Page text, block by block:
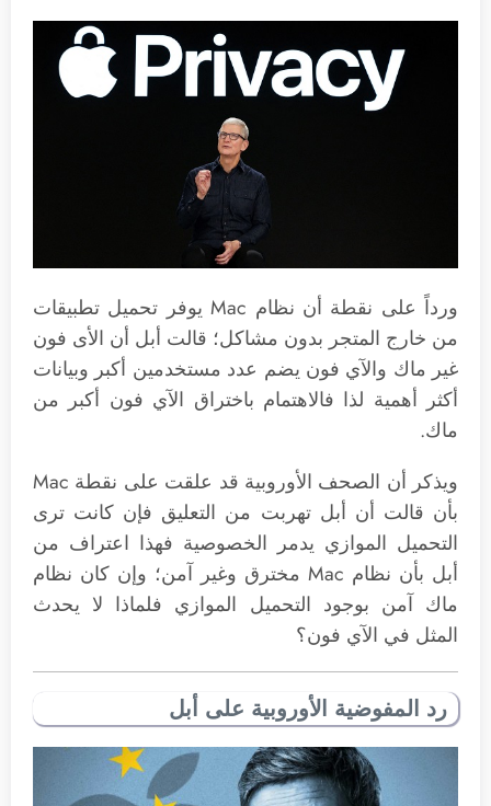
ورداً على نقطة أن نظام Mac يوفر تحميل تطبيقات
من خارج المتجر بدون مشاكل؛ قالت أبل أن الأى فون
غير ماك والآي فون يضم عدد مستخدمين أكبر وبيانات
أكثر أهمية لذا فالاهتمام باختراق الآي فون أكبر من
ماك.
ويذكر أن الصحف الأوروبية قد علقت على نقطة Mac
بأن قالت أن أبل تهربت من التعليق فإن كانت ترى
التحميل الموازي يدمر الخصوصية فهذا اعتراف من
أبل بأن نظام Mac مخترق وغير آمن؛ وإن كان نظام
ماك آمن بوجود التحميل الموازي فلماذا لا يحدث
المثل في الآي فون؟
رد المفوضية الأوروبية على أبل